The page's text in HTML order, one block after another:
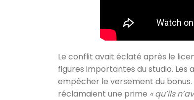
Le conflit avait éclaté après le
figures importantes du studio.
empêcher le versement du
réclamaient une prime « qu’ils